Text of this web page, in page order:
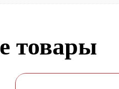
товары